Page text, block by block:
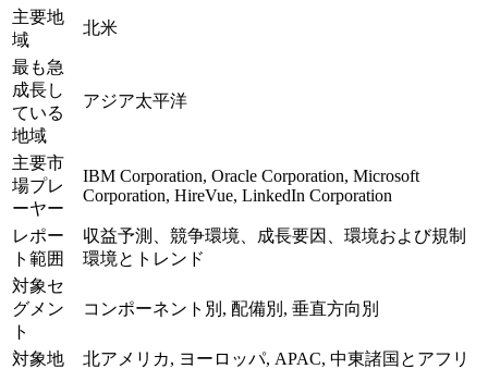
主要地
域
北米
最も急
成長し
ている
地域
アジア太平洋
主要市
場プレ
ーヤー
IBM Corporation, Oracle Corporation, Microsoft
Corporation, HireVue, LinkedIn Corporation
レポー
ト範囲
収益予測、競争環境、成長要因、環境および規制
環境とトレンド
対象セ
グメン
ト
コンポーネント別, 配備別, 垂直方向別
対象地
北アメリカ, ヨーロッパ, APAC, 中東諸国とアフリ